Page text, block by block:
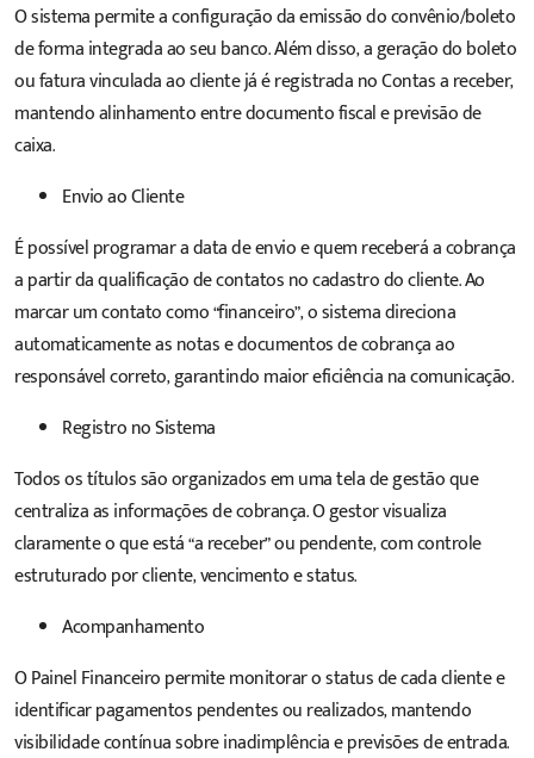
O sistema permite a configuração da emissão do convênio/boleto
de forma integrada ao seu banco. Além disso, a geração do boleto
ou fatura vinculada ao cliente já é registrada no Contas a receber,
mantendo alinhamento entre documento fiscal e previsão de
caixa.
Envio ao Cliente
É possível programar a data de envio e quem receberá a cobrança
a partir da qualificação de contatos no cadastro do cliente. Ao
marcar um contato como “financeiro”, o sistema direciona
automaticamente as notas e documentos de cobrança ao
responsável correto, garantindo maior eficiência na comunicação.
Registro no Sistema
Todos os títulos são organizados em uma tela de gestão que
centraliza as informações de cobrança. O gestor visualiza
claramente o que está “a receber” ou pendente, com controle
estruturado por cliente, vencimento e status.
Acompanhamento
O Painel Financeiro permite monitorar o status de cada cliente e
identificar pagamentos pendentes ou realizados, mantendo
visibilidade contínua sobre inadimplência e previsões de entrada.